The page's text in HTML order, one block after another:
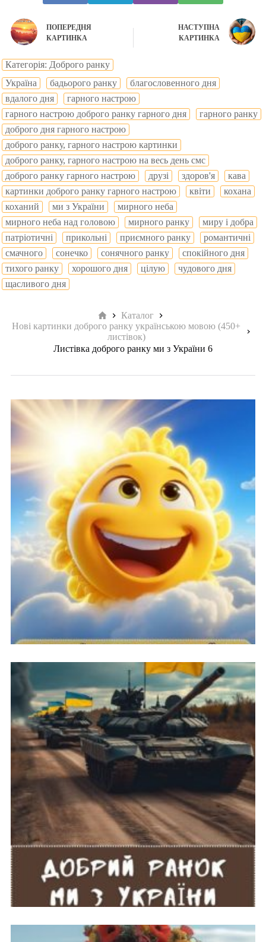
ПОПЕРЕДНЯ
КАРТИНКА
НАСТУПНА
КАРТИНКА
Категорія: Доброго ранку
Україна
бадьорого ранку
благословенного дня
вдалого дня
гарного настрою
гарного настрою доброго ранку гарного дня
гарного ранку
доброго дня гарного настрою
доброго ранку, гарного настрою картинки
доброго ранку, гарного настрою на весь день смс
доброго ранку гарного настрою
друзі здоров'я
кава
картинки доброго ранку гарного настрою
квіти
кохана
коханий
ми з України
мирного неба
мирного неба над головою
мирного ранку
миру і добра
патріотичні
прикольні приємного ранку
романтичні
смачного
сонечко сонячного ранку
спокійного дня
тихого ранку
хорошого дня цілую
чудового дня
щасливого дня
Головна
Каталог
Нові картинки доброго ранку українською мовою (450+
листівок)
Листівка доброго ранку ми з України 6